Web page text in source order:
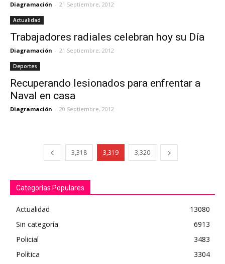
Diagramación - 21 Septiembre, 2012
Actualidad
Trabajadores radiales celebran hoy su Día
Diagramación - 21 Septiembre, 2012
Deportes
Recuperando lesionados para enfrentar a
Naval en casa
Diagramación - 20 Septiembre, 2012
3,318 3,319 3,320
Categorías Populares
Actualidad
13080
Sin categoría
6913
Policial
3483
Política
3304